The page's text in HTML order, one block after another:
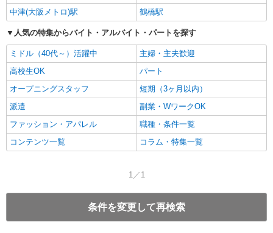
中津(大阪メトロ)駅
鶴橋駅
人気の特集からバイト・アルバイト・パートを探す
ミドル（40代～）活躍中
主婦・主夫歓迎
高校生OK
パート
オープニングスタッフ
短期（3ヶ月以内）
派遣
副業・WワークOK
ファッション・アパレル
職種・条件一覧
コンテンツ一覧
コラム・特集一覧
1／1
条件を変更して再検索